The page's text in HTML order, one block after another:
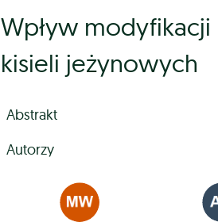
Wpływ modyfikacji
kisieli jeżynowych
Abstrakt
Autorzy